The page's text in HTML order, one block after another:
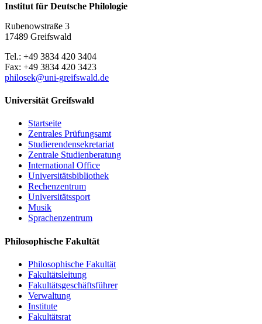
Initiative
historischen Amtes Eldena in den Akten der akademischen
Präfekturial– und Patronatsverwaltung im Greifswalder
Kaffeepause
Flurnamenforschung
Christoph Schmitt / Holger Meyer (Rostock): Perspektiven
und Potenziale eines digitalen Dienstes für Flurnamen aus
Mecklenburg, Vorpommern und dem nordwestlichen Polen
Resümee, Ausblick
Um Anmeldung per email bis 15. Mai 2017 wird gebeten:
Matthias Vollmer
Institut für Deutsche Philologie
Rubenowstraße 3
17489 Greifswald
Tel.: +49 3834 420 3404
Fax: +49 3834 420 3423
philosek@uni-greifswald.de
Universität Greifswald
Startseite
Zentrales Prüfungsamt
Studierendensekretariat
Zentrale Studienberatung
International Office
Universitätsbibliothek
Rechenzentrum
Universitätssport
Musik
Sprachenzentrum
Philosophische Fakultät
Philosophische Fakultät
Fakultätsleitung
Fakultätsgeschäftsführer
Verwaltung
Institute
Fakultätsrat